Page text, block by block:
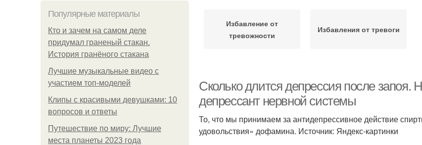
Популярные материалы
Кто и зачем на самом деле
придумал граненый стакан.
История гранёного стакана
Лучшие музыкальные видео с
участием топ-моделей
Клипы с красивыми девушками: 10
вопросов и ответы
Путешествие по миру: Лучшие
места планеты 2023 года
Избавление от
тревожности
Избавления от тревоги
Сколько длится депрессия после
депрессант нервной системы
То, что мы принимаем за антидепрессивное действие
удовольствия» дофамина. Источник: Яндекс-картинки